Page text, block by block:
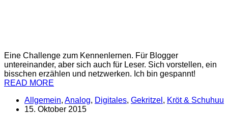
Eine Challenge zum Kennenlernen. Für Blogger
untereinander, aber sich auch für Leser. Sich vorstellen, ein
bisschen erzählen und netzwerken. Ich bin gespannt!
READ MORE
Allgemein, Analog, Digitales, Gekritzel , Kröt & Schuhuu
15. Oktober 2015